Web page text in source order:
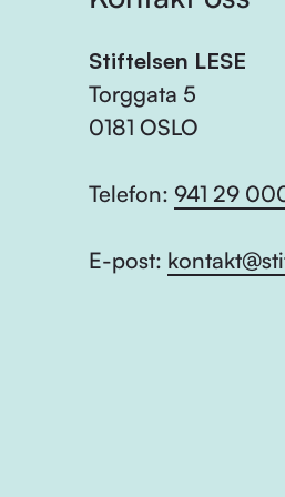
Stiftelsen LESE
Torggata 5
0181 OSLO
Telefon: 941 29
E-post: